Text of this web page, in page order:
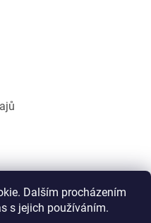
Dalším procházením
s jejich používáním.